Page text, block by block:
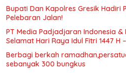
​Bupati Dan Kapolres Gresik Hadiri
Pelebaran Jalan!
PT Media Padjadjaran Indonesia &
Selamat Hari Raya Idul Fitri 1447 H
Berbagi berkah
sebanyak 300 bungkus